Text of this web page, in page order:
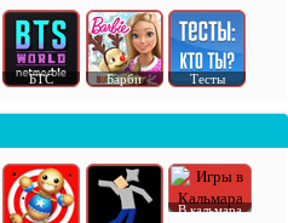
БТС Барби Тесты
В кальмара